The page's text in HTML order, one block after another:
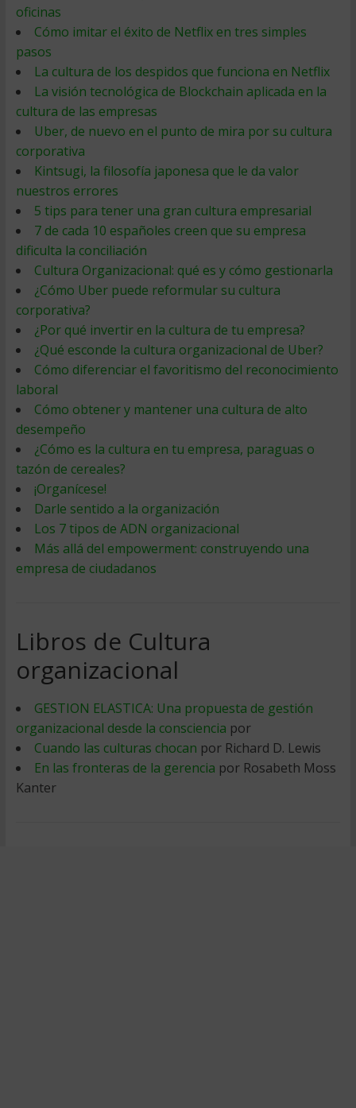
oficinas
Cómo imitar el éxito de Netflix en tres simples
pasos
La cultura de los despidos que funciona en Netflix
La visión tecnológica de Blockchain aplicada en la
cultura de las empresas
Uber, de nuevo en el punto de mira por su cultura
corporativa
Kintsugi, la filosofía japonesa que le da valor
nuestros errores
5 tips para tener una gran cultura empresarial
7 de cada 10 españoles creen que su empresa
dificulta la conciliación
Cultura Organizacional: qué es y cómo gestionarla
¿Cómo Uber puede reformular su cultura
corporativa?
¿Por qué invertir en la cultura de tu empresa?
¿Qué esconde la cultura organizacional de Uber?
Cómo diferenciar el favoritismo del reconocimiento
laboral
Cómo obtener y mantener una cultura de alto
desempeño
¿Cómo es la cultura en tu empresa, paraguas o
tazón de cereales?
¡Organícese!
Darle sentido a la organización
Los 7 tipos de ADN organizacional
Más allá del empowerment: construyendo una
empresa de ciudadanos
Libros de Cultura
organizacional
GESTION ELASTICA: Una propuesta de gestión
organizacional desde la consciencia por
Cuando las culturas chocan por Richard D. Lewis
En las fronteras de la gerencia por Rosabeth Moss
Kanter